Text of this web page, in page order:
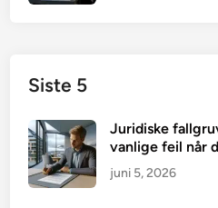
Siste 5
Juridiske
vanlige feil når
juni 5, 2026